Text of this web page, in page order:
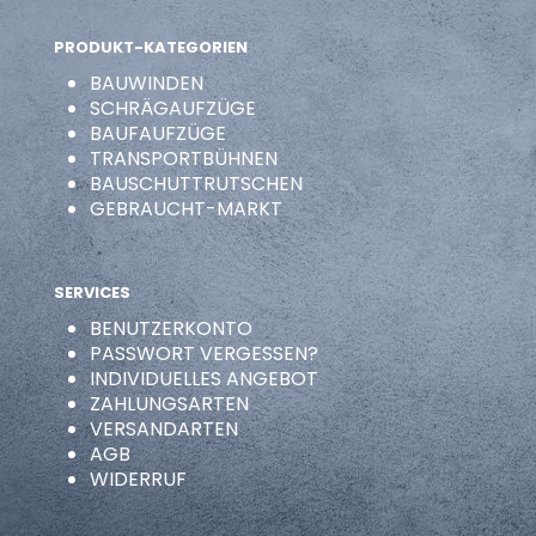
PRODUKT-KATEGORIEN
BAUWINDEN
SCHRÄGAUFZÜGE
BAUFAUFZÜGE
TRANSPORTBÜHNEN
BAUSCHUTTRUTSCHEN
GEBRAUCHT-MARKT
SERVICES
BENUTZERKONTO
PASSWORT VERGESSEN?
INDIVIDUELLES ANGEBOT
ZAHLUNGSARTEN
VERSANDARTEN
AGB
WIDERRUF